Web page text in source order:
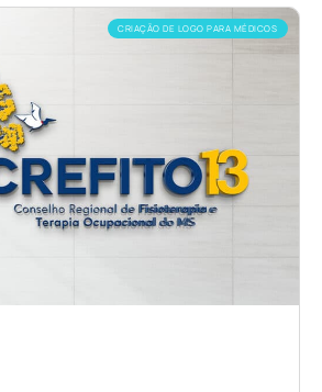
CRIAÇÃO DE LOGO PARA MÉDICOS